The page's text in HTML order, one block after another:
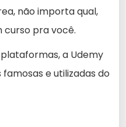
não importa qual,
pra você.
a Udemy
e utilizadas do